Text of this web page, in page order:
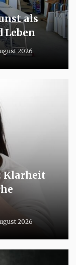
als
Leben
2026
Klarheit
2026